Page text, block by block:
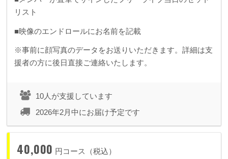
リスト
■映像のエンドロールにお名前を記載
※事前に顔写真のデータをお送りいただきます。詳細は支
援者の方に後日直接ご連絡いたします。
10人が支援しています
2026年2月中にお届け予定です
40,000 円コース（税込）